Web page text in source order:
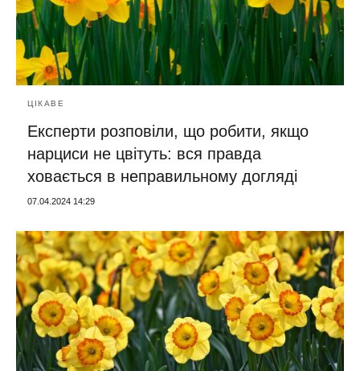
ЦІКАВЕ
Експерти розповіли, що робити, якщо
нарциси не цвітуть: вся правда
ховається в неправильному догляді
07.04.2024 14:29